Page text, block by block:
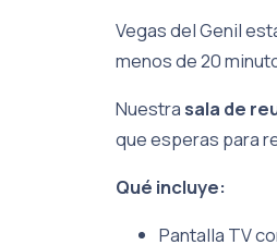
Vegas del Genil
menos de 20
Nuestrasala de
que esperas para
Qué incluye:
Pantalla TV